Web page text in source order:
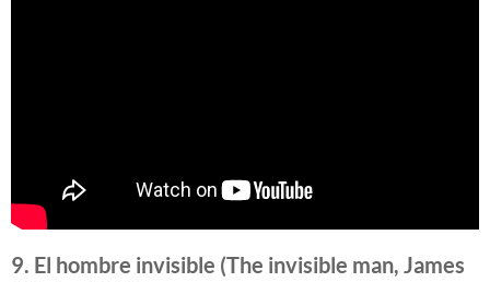
9. El hombre invisible (The invisible man, James